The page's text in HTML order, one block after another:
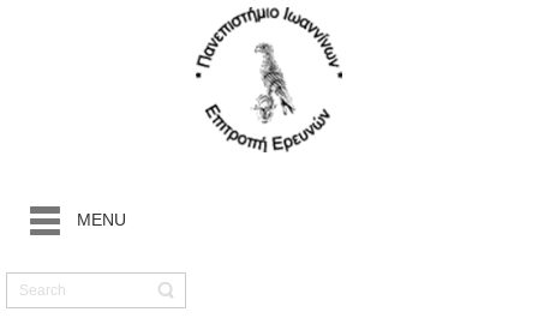
MENU